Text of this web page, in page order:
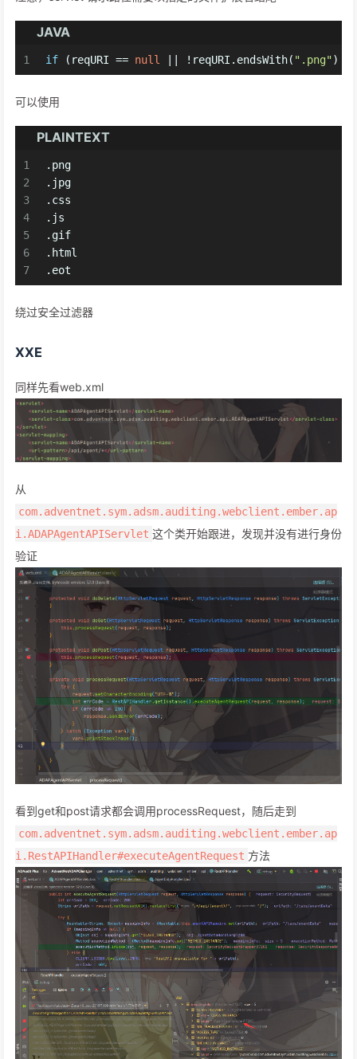
JAVA
1 if (reqURI == null || !reqURI.endsWith( ".png")
可以使用
PLAINTEXT
1
2
3
4
5
6
7
.png
.jpg
.css
.js
.gif
.html
.eot
绕过安全过滤器
XXE
同样先看web.xml
从
com.adventnet.sym.adsm.auditing.webclient.ember.ap
i.ADAPAgentAPIServlet 这个类开始跟进，发现并没有进行身份
验证
看到get和post请求都会调用processRequest，随后走到
com.adventnet.sym.adsm.auditing.webclient.ember.ap
i.RestAPIHandler#executeAgentRequest 方法